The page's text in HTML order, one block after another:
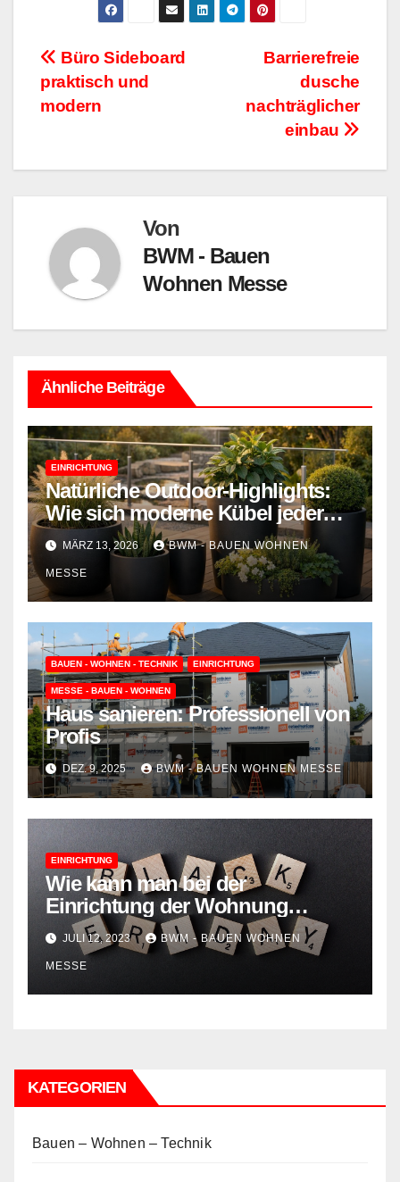
BeitragsnavigationBarrierefreie
dusche
nachträglicher
einbau
Büro Sideboard
praktisch und
modern
Von
BWM - Bauen
Wohnen Messe
Ähnliche Beiträge
EINRICHTUNG
Natürliche Outdoor-Highlights:
Wie sich moderne Kübel jeder
Witterung stellen
MÄRZ 13, 2026 BWM - BAUEN WOHNEN
MESSE
BAUEN - WOHNEN - TECHNIK EINRICHTUNG
MESSE - BAUEN - WOHNEN
Haus sanieren: Professionell von
Profis
DEZ. 9, 2025 BWM - BAUEN WOHNEN MESSE
EINRICHTUNG
Wie kann man bei der
Einrichtung der Wohnung
sparen?
JULI 12, 2023 BWM - BAUEN WOHNEN
MESSE
KATEGORIEN
Bauen – Wohnen – Technik